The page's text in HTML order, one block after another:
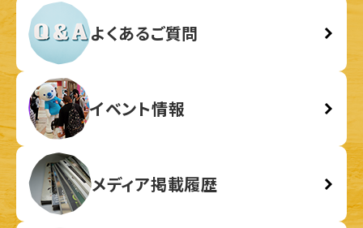
よくあるご質問
イベント情報
メディア掲載履歴